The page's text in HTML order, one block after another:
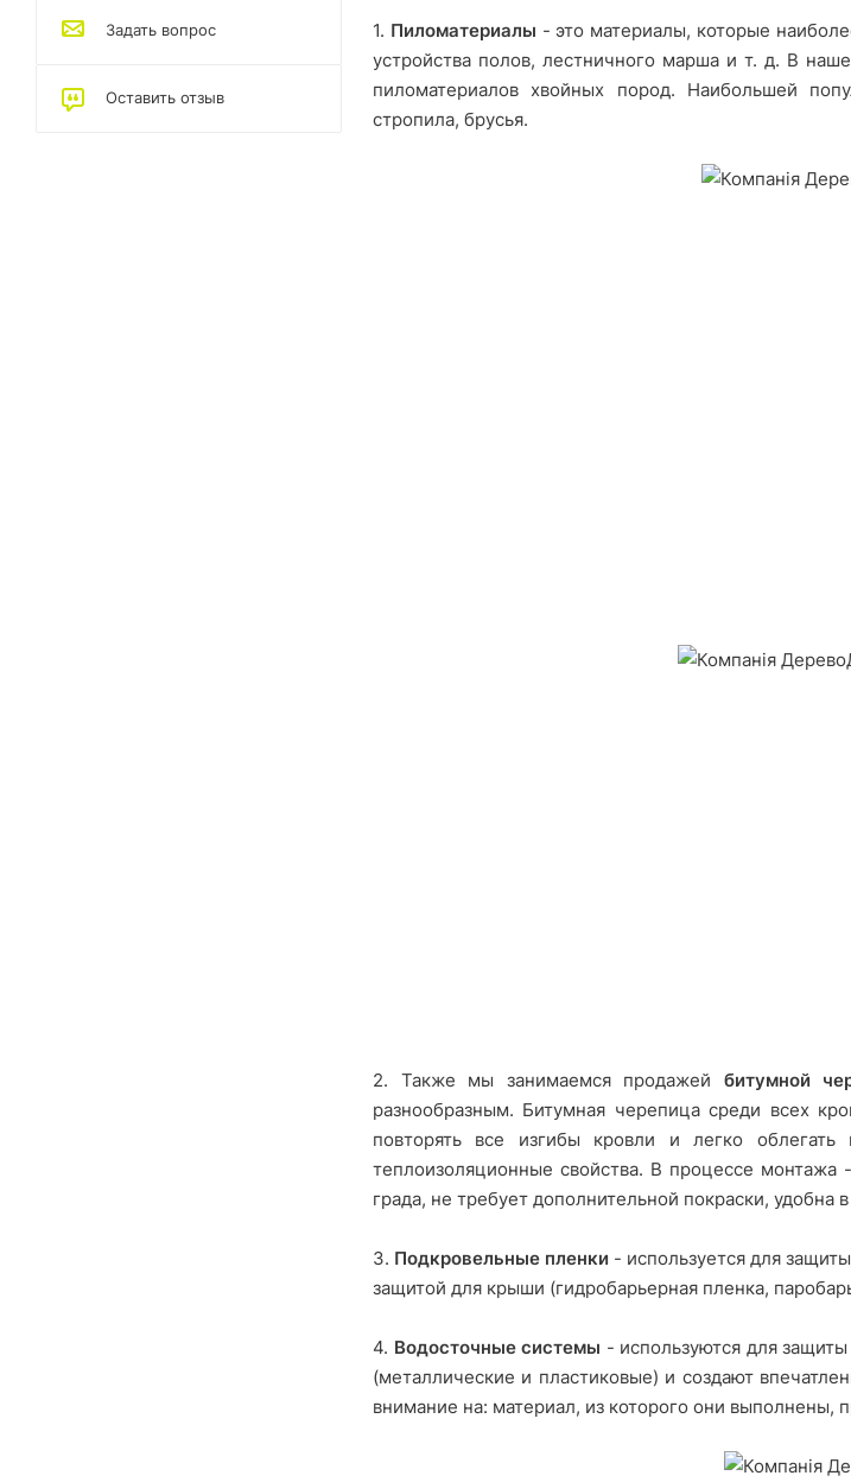
1. Пиломатериалы - это материалы, которые
устройства полов, лестничного марша и т. д. В
пиломатериалов хвойных пород. Наибольшей
стропила, брусья.
2. Также мы занимаемся продажей битумной
разнообразным. Битумная черепица среди всех
повторять все изгибы кровли и легко
теплоизоляционные свойства. В процессе
града, не требует дополнительной покраски, удобна
3. Подкровельные пленки - используется для
защитой для крыши (гидробарьерная пленка,
4. Водосточные системы - используются для
(металлические и пластиковые) и создают
внимание на: материал, из которого они выполнены,
Задать вопрос
Оставить отзыв